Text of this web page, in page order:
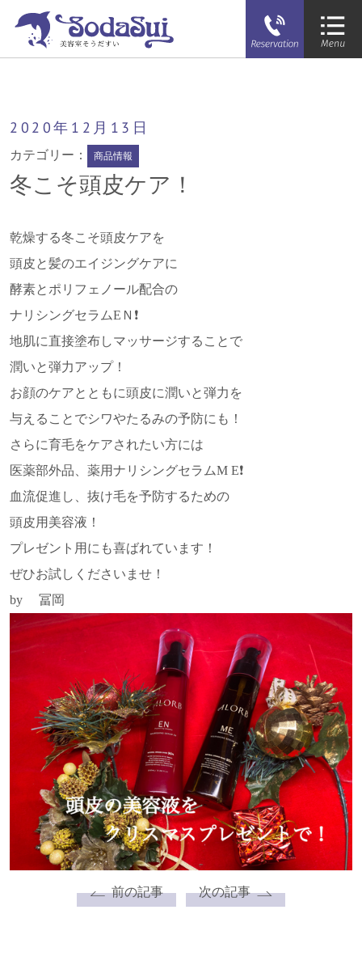
2020年 12月 13日
カテゴリー： 商品情報
冬こそ頭皮ケア！
乾燥する冬こそ頭皮ケアを
頭皮と髪のエイジングケアに
酵素とポリフェノール配合の
ナリシングセラムEＮ❗️
地肌に直接塗布しマッサージすることで
潤いと弾力アップ！
お顔のケアとともに頭皮に潤いと弾力を
与えることでシワやたるみの予防にも！
さらに育毛をケアされたい方には
医薬部外品、薬用ナリシングセラムM E❗️
血流促進し、抜け毛を予防するための
頭皮用美容液！
プレゼント用にも喜ばれています！
ぜひお試しくださいませ！
by 冨岡
前の記事 次の記事